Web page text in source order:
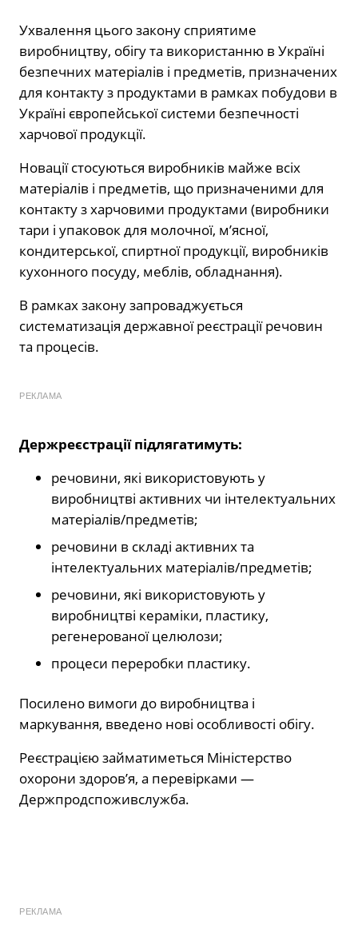
Ухвалення цього закону сприятиме
виробництву, обігу та використанню в Україні
безпечних матеріалів і предметів, призначених
для контакту з продуктами в рамках побудови в
Україні європейської системи безпечності
харчової продукції.
Новації стосуються виробників майже всіх
матеріалів і предметів, що призначеними для
контакту з харчовими продуктами (виробники
тари і упаковок для молочної, м’ясної,
кондитерської, спиртної продукції, виробників
кухонного посуду, меблів, обладнання).
В рамках закону запроваджується
систематизація державної реєстрації речовин
та процесів.
РЕКЛАМА
Держреєстрації підлягатимуть:
речовини, які використовують у
виробництві активних чи інтелектуальних
матеріалів/предметів;
речовини в складі активних та
інтелектуальних матеріалів/предметів;
речовини, які використовують у
виробництві кераміки, пластику,
регенерованої целюлози;
процеси переробки пластику.
Посилено вимоги до виробництва і
маркування, введено нові особливості обігу.
Реєстрацією займатиметься Міністерство
охорони здоров’я, а перевірками —
Держпродспоживслужба.
РЕКЛАМА